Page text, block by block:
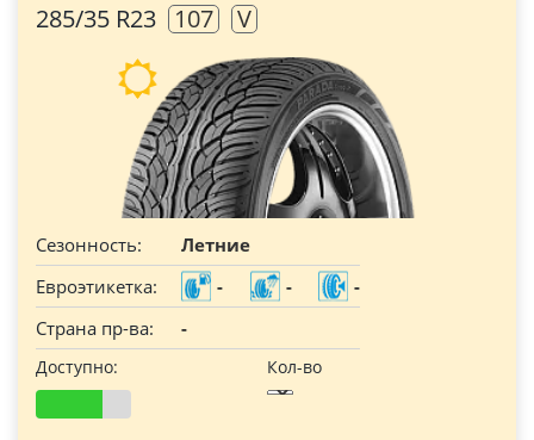
285/35 R23 107 V
Сезонность:
Летние
Евроэтикетка:
- -
-
Страна пр-ва:
-
Доступно: Кол-во